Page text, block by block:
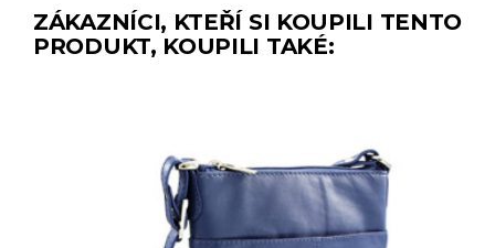
ZÁKAZNÍCI, KTEŘÍ SI KOUPILI TENTO
PRODUKT, KOUPILI TAKÉ: